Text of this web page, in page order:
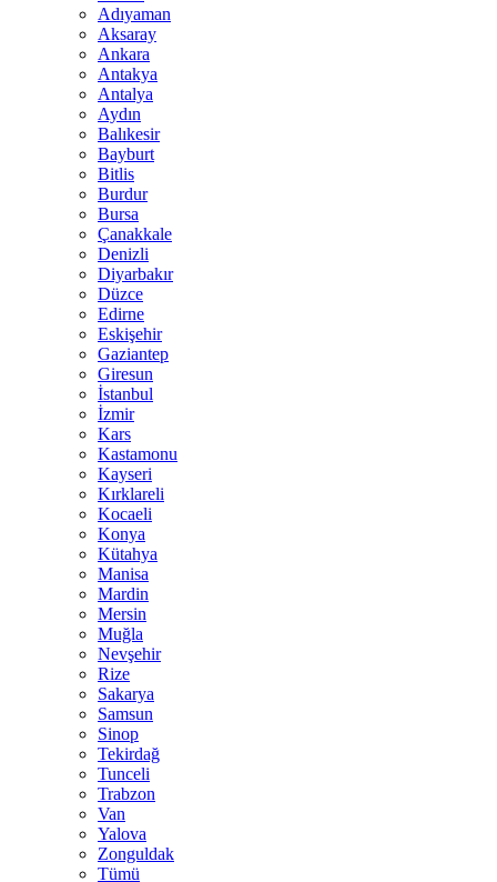
Adıyaman
Aksaray
Ankara
Antakya
Antalya
Aydın
Balıkesir
Bayburt
Bitlis
Burdur
Bursa
Çanakkale
Denizli
Diyarbakır
Düzce
Edirne
Eskişehir
Gaziantep
Giresun
İstanbul
İzmir
Kars
Kastamonu
Kayseri
Kırklareli
Kocaeli
Konya
Kütahya
Manisa
Mardin
Mersin
Muğla
Nevşehir
Rize
Sakarya
Samsun
Sinop
Tekirdağ
Tunceli
Trabzon
Van
Yalova
Zonguldak
Tümü